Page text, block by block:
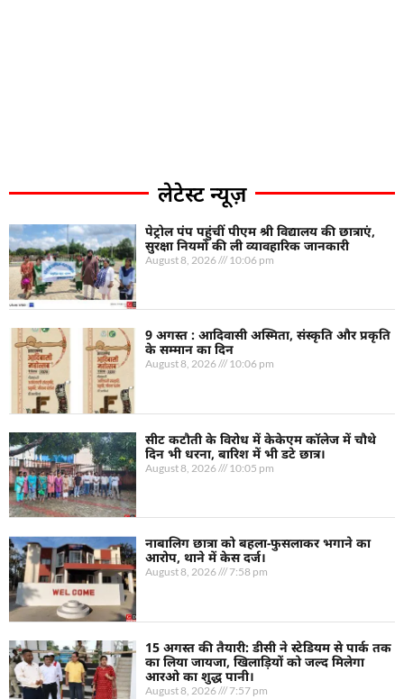
लेटेस्ट न्यूज़
पेट्रोल पंप पहुंचीं पीएम श्री विद्यालय की छात्राएं,
सुरक्षा नियमों की ली व्यावहारिक जानकारी
August 8, 2026 10:06 pm
9 अगस्त : आदिवासी अस्मिता, संस्कृति और प्रकृति
के सम्मान का दिन
August 8, 2026 10:06 pm
सीट कटौती के विरोध में केकेएम कॉलेज में चौथे
दिन भी धरना, बारिश में भी डटे छात्र।
August 8, 2026 10:05 pm
नाबालिग छात्रा को बहला-फुसलाकर भगाने का
आरोप, थाने में केस दर्ज।
August 8, 2026 7:58 pm
15 अगस्त की तैयारी: डीसी ने स्टेडियम से पार्क तक
का लिया जायजा, खिलाड़ियों को जल्द मिलेगा
आरओ का शुद्ध पानी।
August 8, 2026 7:57 pm